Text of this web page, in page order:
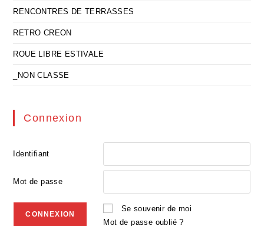
RENCONTRES DE TERRASSES
RETRO CREON
ROUE LIBRE ESTIVALE
_NON CLASSE
Connexion
Identifiant
Mot de passe
Se souvenir de moi
Mot de passe oublié ?